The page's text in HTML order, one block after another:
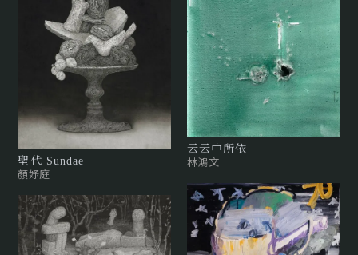
聖代 Sundae
顏妤庭
云云中所依
林鴻文